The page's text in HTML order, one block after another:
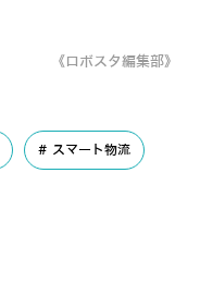
《ロボスタ編集部》
スマート物流